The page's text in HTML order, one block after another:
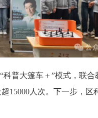
普大篷车＋”模式，联
15000人次。下一步，